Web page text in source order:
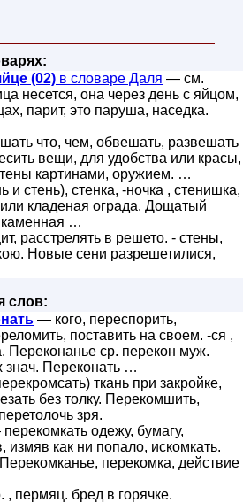
(02) в словаре Даля — см.
несется, она через день с яйцом,
парит, это паруша, наседка.
что, чем, обвешать, развешать
вещи, для удобства или красы,
картинами, оружием. …
и стень), стенка, -ночка , стенишка,
кладеная ограда. Дощатый
каменная …
расстрелять в решето. - стены,
Новые сени разрешетилися,
слов:
— кого, переспорить,
поставить на своем. -ся ,
Переконанье ср. перекон муж.
знач. Переконать …
ткань при закройке,
без толку. Перекомшить,
зря.
одежу, бумагу,
измяв как ни попало, искомкать.
перекомка, действие
, пермяц. бред в горячке.